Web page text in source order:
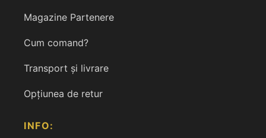
Magazine Partenere
Cum comand?
Transport și livrare
Opțiunea de retur
INFO: